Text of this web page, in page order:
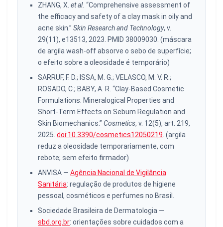
ZHANG, X. et al. “Comprehensive assessment of
the efficacy and safety of a clay mask in oily and
acne skin.” Skin Research and Technology, v.
29(11), e13513, 2023. PMID 38009030. (máscara
de argila wash-off absorve o sebo de superfície;
o efeito sobre a oleosidade é temporário)
SARRUF, F. D.; ISSA, M. G.; VELASCO, M. V. R.;
ROSADO, C.; BABY, A. R. “Clay-Based Cosmetic
Formulations: Mineralogical Properties and
Short-Term Effects on Sebum Regulation and
Skin Biomechanics.” Cosmetics, v. 12(5), art. 219,
2025. doi:10.3390/cosmetics12050219. (argila
reduz a oleosidade temporariamente, com
rebote; sem efeito firmador)
ANVISA — Agência Nacional de Vigilância
Sanitária: regulação de produtos de higiene
pessoal, cosméticos e perfumes no Brasil.
Sociedade Brasileira de Dermatologia —
sbd.org.br: orientações sobre cuidados com a